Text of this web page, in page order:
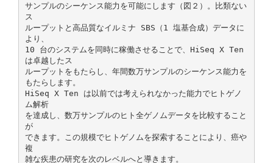
サンプルのシーケンス能力を可能にします（図２）。比類ない
ス
ループットと高品質なイルミナ SBS（1 塩基合成）データに
より、
10 台のシステムを同時に稼働させることで、HiSeq X Ten
は卓越したス
ループットをもたらし、年間数万サンプルのシーケンス能力を
もたらします。
HiSeq X Ten は以前では考えられなかった能力でヒトゲノ
ム解析
を達成し、数万サンプルのヒト全ゲノムデータを比較すること
が
できます。この規模でヒトゲノムを探索することにより、癌や
複
雑な疾患の研究を次のレベルへと導きます。